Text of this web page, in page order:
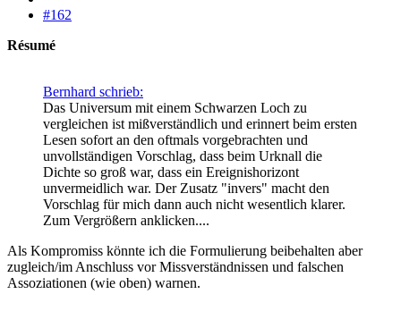
#162
Résumé
Bernhard schrieb:
Das Universum mit einem Schwarzen Loch zu
vergleichen ist mißverständlich und erinnert beim ersten
Lesen sofort an den oftmals vorgebrachten und
unvollständigen Vorschlag, dass beim Urknall die
Dichte so groß war, dass ein Ereignishorizont
unvermeidlich war. Der Zusatz "invers" macht den
Vorschlag für mich dann auch nicht wesentlich klarer.
Zum Vergrößern anklicken....
Als Kompromiss könnte ich die Formulierung beibehalten aber
zugleich/im Anschluss vor Missverständnissen und falschen
Assoziationen (wie oben) warnen.